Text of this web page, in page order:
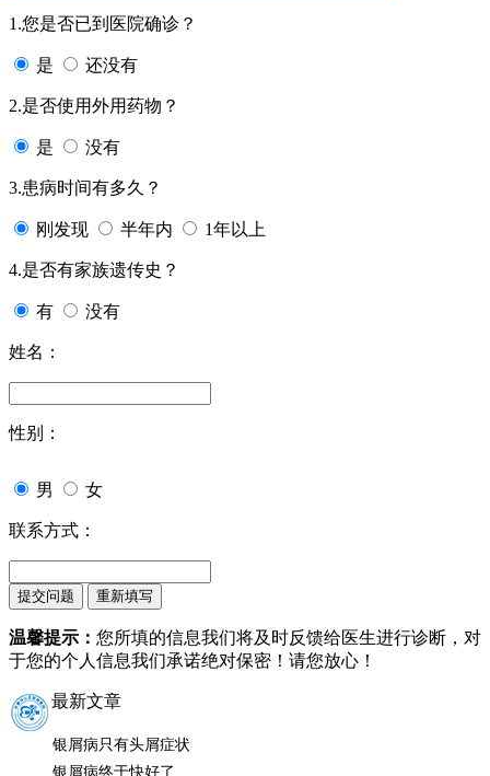
1.您是否已到医院确诊？
是 还没有
2.是否使用外用药物？
是 没有
3.患病时间有多久？
刚发现 半年内 1年以上
4.是否有家族遗传史？
有 没有
姓名：
性别：
男 女
联系方式：
温馨提示： 您所填的信息我们将及时反馈给医生进行诊断，对
于您的个人信息我们承诺绝对保密！请您放心！
最新文章
银屑病只有头屑症状
银屑病终于快好了